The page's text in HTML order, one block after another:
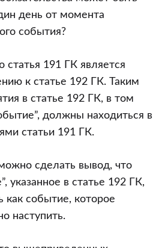
день от момента
события?
статья 191 ГК является
к статье 192 ГК. Таким
в статье 192 ГК, в том
должны находиться в
статьи 191 ГК.
сделать вывод, что
указанное в статье 192 ГК,
как событие, которое
наступить.